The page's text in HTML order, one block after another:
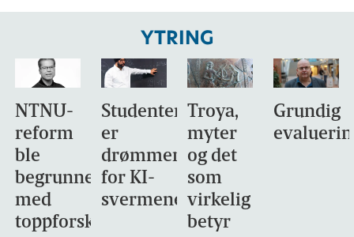
YTRING
NTNU-
reform
ble
begrunnet
med
toppforskning
Studentene
er
drømmemålet
for KI-
svermene
Troya,
myter
og det
som
virkelig
betyr
Grundig